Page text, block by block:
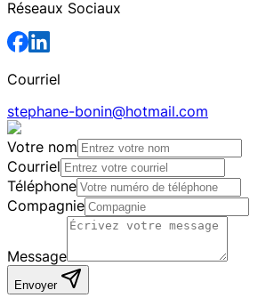
Réseaux Sociaux
Courriel
stephane-bonin@hotmail.com
Votre nom
Courriel
Téléphone
Compagnie
Message
Envoyer